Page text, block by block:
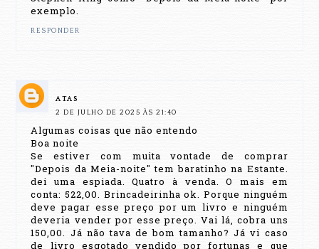
exemplo.
RESPONDER
ATAS
2 DE JULHO DE 2025 ÀS 21:40
Algumas coisas que não entendo
Boa noite
Se estiver com muita vontade de comprar
"Depois da Meia-noite" tem baratinho na Estante.
dei uma espiada. Quatro à venda. O mais em
conta: 522,00. Brincadeirinha ok. Porque ninguém
deve pagar esse preço por um livro e ninguém
deveria vender por esse preço. Vai lá, cobra uns
150,00. Já não tava de bom tamanho? Já vi caso
de livro esgotado vendido por fortunas e que